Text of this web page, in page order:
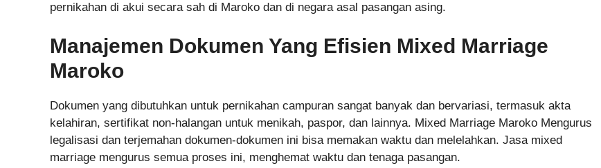
pernikahan di akui secara sah di Maroko dan di negara asal pasangan asing.
Manajemen Dokumen Yang Efisien Mixed Marriage
Maroko
Dokumen yang dibutuhkan untuk pernikahan campuran sangat banyak dan bervariasi, termasuk akta
kelahiran, sertifikat non-halangan untuk menikah, paspor, dan lainnya. Mixed Marriage Maroko Mengurus
legalisasi dan terjemahan dokumen-dokumen ini bisa memakan waktu dan melelahkan. Jasa mixed
marriage mengurus semua proses ini, menghemat waktu dan tenaga pasangan.